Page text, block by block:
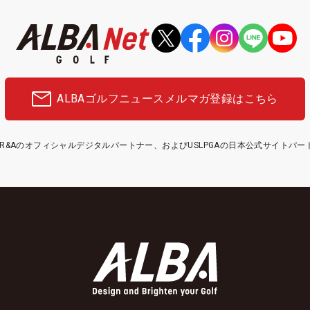
ALBAゴルフニュース メルマガ登録はこちら
のオフィシャルデジタルパートナー、およびUSLPGAの日本公式サイトパー